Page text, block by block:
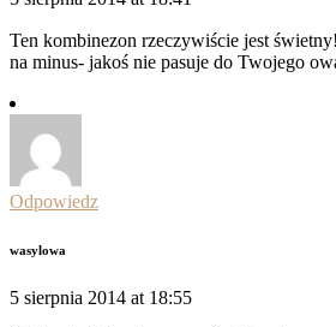
Ten kombinezon rzeczywiście jest
na minus- jakoś nie pasuje do Twojego
Odpowiedz
wasylowa
5 sierpnia 2014 at 18:55